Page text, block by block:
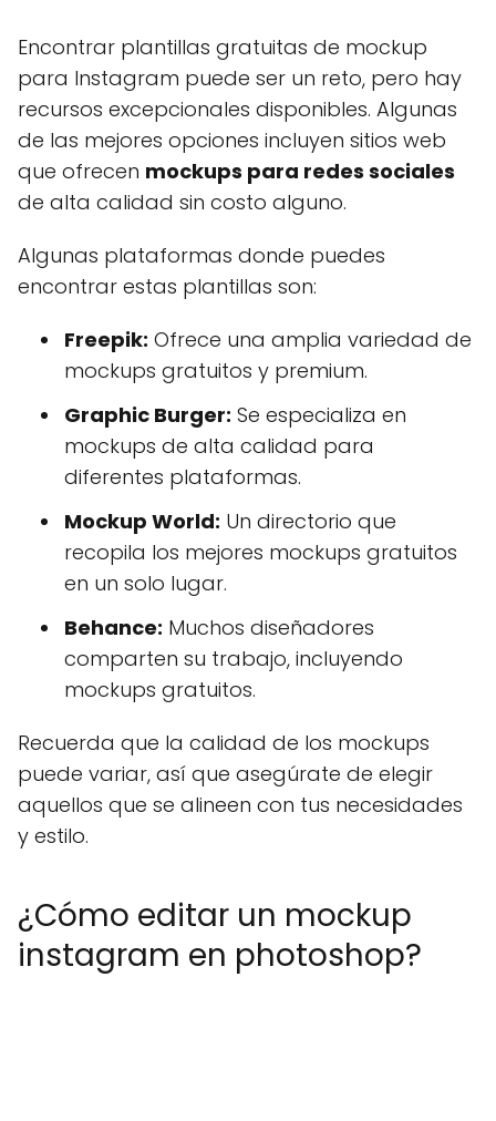
Encontrar plantillas gratuitas de mockup
para Instagram puede ser un reto, pero hay
recursos excepcionales disponibles. Algunas
de las mejores opciones incluyen sitios web
que ofrecen mockups para redes sociales
de alta calidad sin costo alguno.
Algunas plataformas donde puedes
encontrar estas plantillas son:
Freepik: Ofrece una amplia variedad de
mockups gratuitos y premium.
Graphic Burger: Se especializa en
mockups de alta calidad para
diferentes plataformas.
Mockup World: Un directorio que
recopila los mejores mockups gratuitos
en un solo lugar.
Behance: Muchos diseñadores
comparten su trabajo, incluyendo
mockups gratuitos.
Recuerda que la calidad de los mockups
puede variar, así que asegúrate de elegir
aquellos que se alineen con tus necesidades
y estilo.
¿Cómo editar un mockup
instagram en photoshop?